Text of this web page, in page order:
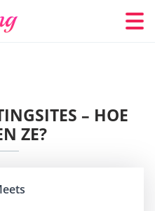
– HOE
ZE?